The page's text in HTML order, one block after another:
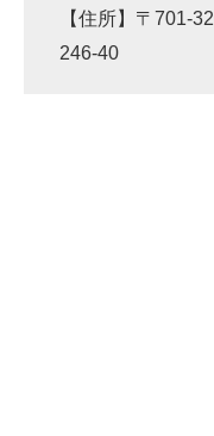
【住所】〒701-
246-40